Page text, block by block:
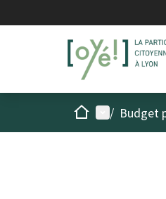
AccueilMenu
/ Budget